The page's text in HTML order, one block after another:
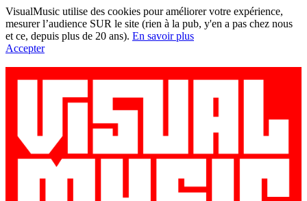
VisualMusic utilise des cookies pour améliorer votre expérience,
mesurer l’audience SUR le site (rien à la pub, y'en a pas chez nous
et ce, depuis plus de 20 ans). En savoir plus
Accepter